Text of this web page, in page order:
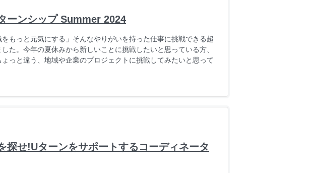
ーンシップ Summer 2024
をもっと元気にする」そんなやりがいを持った仕事に挑戦できる超
た。今年の夏休みから新しいことに挑戦したいと思っている方、
っと違う、地域や企業のプロジェクトに挑戦してみたいと思って
探せ!Uターンをサポートするコーディネータ